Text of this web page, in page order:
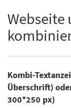
Webseite
Kombi-
Überschrift)
300*250 px)